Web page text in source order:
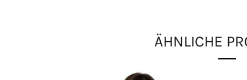
ÄHNLICHE